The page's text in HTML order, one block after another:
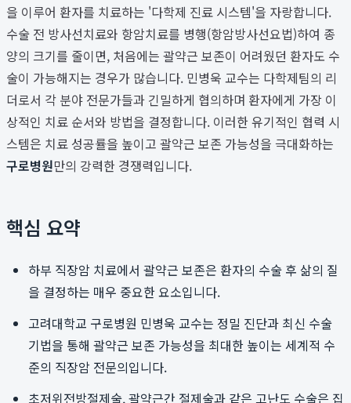
을 이루어 환자를 치료하는 '다학제 진료 시스템'을 자랑합니다.
수술 전 방사선치료와 항암치료를 병행(항암방사선요법)하여 종
양의 크기를 줄이면, 처음에는 괄약근 보존이 어려웠던 환자도 수
술이 가능해지는 경우가 많습니다. 민병욱 교수는 다학제팀의 리
더로서 각 분야 전문가들과 긴밀하게 협의하며 환자에게 가장 이
상적인 치료 순서와 방법을 결정합니다. 이러한 유기적인 협력 시
스템은 치료 성공률을 높이고 괄약근 보존 가능성을 극대화하는
구로병원만의 강력한 경쟁력입니다.
핵심 요약
하부 직장암 치료에서 괄약근 보존은 환자의 수술 후 삶의 질
을 결정하는 매우 중요한 요소입니다.
고려대학교 구로병원 민병욱 교수는 정밀 진단과 최신 수술
기법을 통해 괄약근 보존 가능성을 최대한 높이는 세계적 수
준의 직장암 전문의입니다.
초저위전방절제술, 괄약근간 절제술과 같은 고난도 수술은 집